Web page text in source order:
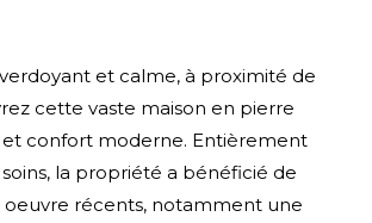
et calme, à proximité de
cette vaste maison en pierre
confort moderne. Entièrement
la propriété a bénéficié de
oeuvre récents, notamment une